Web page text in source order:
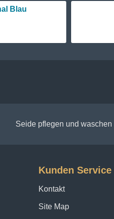
Blau
Seide pflegen und waschen
Kunden Service
Kontakt
Site Map